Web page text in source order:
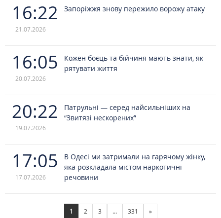
16:22
21.07.2026
Запоріжжя знову пережило ворожу атаку
16:05
20.07.2026
Кожен боєць та бійчиня мають знати, як
рятувати життя
20:22
19.07.2026
Патрульні — серед найсильніших на
“Звитязі нескорених”
17:05
17.07.2026
В Одесі ми затримали на гарячому жінку,
яка розкладала містом наркотичні
речовини
1 2 3 … 331 »